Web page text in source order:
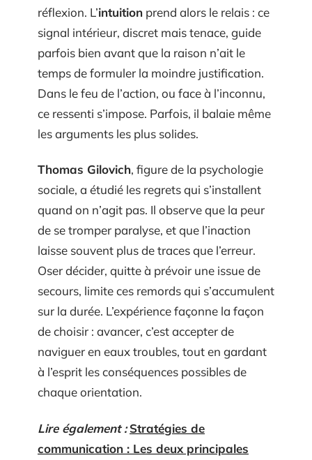
réflexion. L’intuition prend alors le relais : ce
signal intérieur, discret mais tenace, guide
parfois bien avant que la raison n’ait le
temps de formuler la moindre justification.
Dans le feu de l’action, ou face à l’inconnu,
ce ressenti s’impose. Parfois, il balaie même
les arguments les plus solides.
Thomas Gilovich, figure de la psychologie
sociale, a étudié les regrets qui s’installent
quand on n’agit pas. Il observe que la peur
de se tromper paralyse, et que l’inaction
laisse souvent plus de traces que l’erreur.
Oser décider, quitte à prévoir une issue de
secours, limite ces remords qui s’accumulent
sur la durée. L’expérience façonne la façon
de choisir : avancer, c’est accepter de
naviguer en eaux troubles, tout en gardant
à l’esprit les conséquences possibles de
chaque orientation.
Lire également : Stratégies de
communication : Les deux principales